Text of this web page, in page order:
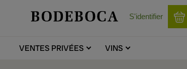
S'identifier
VENTES PRIVÉES VINS